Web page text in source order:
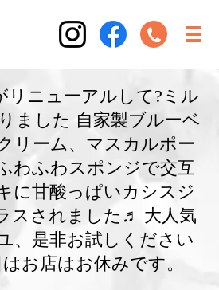
リニューアルして?ミル
ました 自家製ブルーベ
リーム、マスカルポー
わふわスポンジで交互
に甘酸っぱいカシスジ
スされました♬ 大人気
、是非お試しください
お店はお休みです。